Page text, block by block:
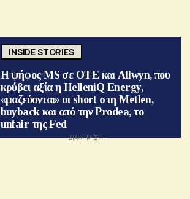
INSIDE STORIES
Η ψήφος MS σε ΟΤΕ και Allwyn, που
κρύβει αξία η HelleniQ Energy,
«μαζεύονται» οι short στη Metlen,
buyback και από την Prodea, το
unfair της Fed